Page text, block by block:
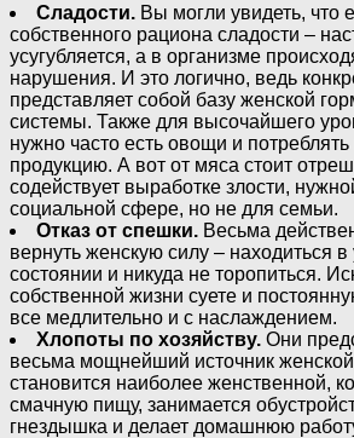
Сладости. Вы могли увидеть, что
собственного рациона сладости –
усугубляется, а в организме
нарушения. И это логично, ведь
представляет собой базу женской
системы. Также для высочайшего
нужно часто есть овощи и
продукцию. А вот от мяса стоит
содействует выработке злости,
социальной сфере, но не для семьи.
Отказ от спешки. Весьма
вернуть женскую силу – находиться
состоянии и никуда не торопиться.
собственной жизни суете и
все медлительно и с наслаждением.
Хлопоты по хозяйству. Они
весьма мощнейший источник
становится наиболее женственной,
смачную пищу, занимается
гнездышка и делает домашнюю